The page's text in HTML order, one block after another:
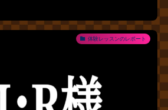
体験レッスンのレポート